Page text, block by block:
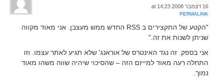
16 דצמבר 2008 at 14:23
PERMALINK
"הקטע של התקצירים ב RSS החדש ממש מעצבן. אני מאוד מקווה
שניתן לשנות את זה."
אני בספק. זה נגד האינטרס של אוראנג' שלא תגיע לאתר עצמו. וזו
התחלה רעה מאוד למייזם הזה – שהסיכוי שיהיה שווה משהו מאוד
נמוך.